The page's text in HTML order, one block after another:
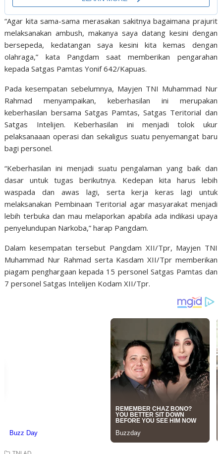
“Agar kita sama-sama merasakan sakitnya bagaimana prajurit
melaksanakan ambush, makanya saya datang kesini dengan
bersepeda, kedatangan saya kesini kita kemas dengan
olahraga,” kata Pangdam saat memberikan pengarahan
kepada Satgas Pamtas Yonif 642/Kapuas.
Pada kesempatan sebelumnya, Mayjen TNI Muhammad Nur
Rahmad menyampaikan, keberhasilan ini merupakan
keberhasilan bersama Satgas Pamtas, Satgas Teritorial dan
Satgas Intelijen. Keberhasilan ini menjadi tolok ukur
pelaksanaaan operasi dan sekaligus suatu penyemangat baru
bagi personel.
“Keberhasilan ini menjadi suatu pengalaman yang baik dan
dasar untuk tugas berikutnya. Kedepan kita harus lebih
waspada dan awas lagi, serta kerja keras lagi untuk
melaksanakan Pembinaan Teritorial agar masyarakat menjadi
lebih terbuka dan mau melaporkan apabila ada indikasi upaya
penyelundupan Narkoba,” harap Pangdam.
Dalam kesempatan tersebut Pangdam XII/Tpr, Mayjen TNI
Muhammad Nur Rahmad serta Kasdam XII/Tpr memberikan
piagam penghargaan kepada 15 personel Satgas Pamtas dan
7 personel Satgas Intelijen Kodam XII/Tpr.